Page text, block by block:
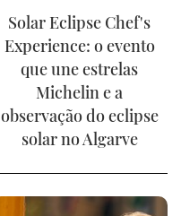
Solar Eclipse Chef's
Experience: o evento
que une estrelas
Michelin e a
observação do eclipse
solar no Algarve